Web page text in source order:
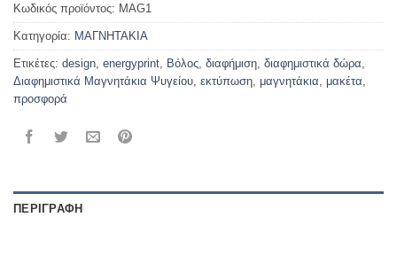
Κωδικός προϊόντος: MAG1
Κατηγορία: ΜΑΓΝΗΤΑΚΙΑ
Ετικέτες: design energyprint Βόλος διαφήμιση διαφημιστικά δώρα
Διαφημιστικά Μαγνητάκια Ψυγείου εκτύπωση μαγνητάκια μακέτα
προσφορά
ΠΕΡΙΓΡΑΦΉ